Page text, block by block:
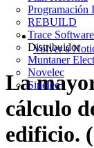
Programación
REBUILD
Trace Software
Distribuidor
Muntaner
Novelec
Sinelec
Volver a
La
cálculo
edificio.